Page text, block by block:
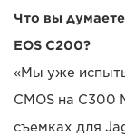
Что вы
EOS C200?
«Мы уже
CMOS на C300
съемках для